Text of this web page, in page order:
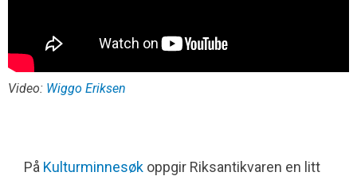
Video: Wiggo Eriksen
På Kulturminnesøk oppgir Riksantikvaren en litt